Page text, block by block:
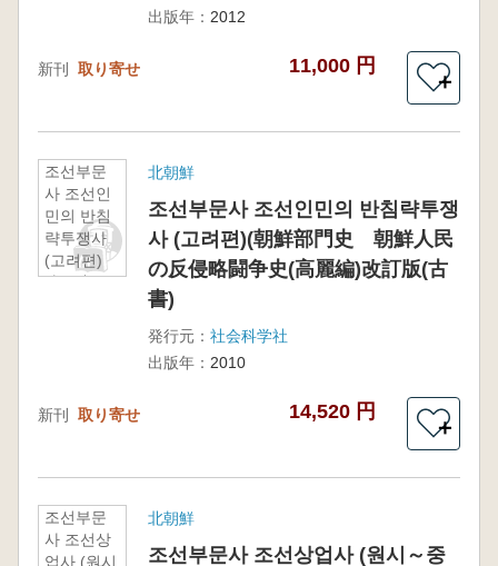
出版年： 2012
新刊 取り寄せ 11,000 円
＋
조선부문
사 조선인
민의 반침
략투쟁사
(고려편)
(朝鮮部門
書)
北朝鮮
조선부문사 조선인민의 반침략투쟁
사 (고려편)(朝鮮部門史 朝鮮人民
の反侵略闘争史(高麗編)改訂版(古
書)
発行元： 社会科学社
出版年： 2010
新刊 取り寄せ 14,520 円
＋
조선부문
사 조선상
업사 (원시
北朝鮮
조선부문사 조선상업사 (원시～중